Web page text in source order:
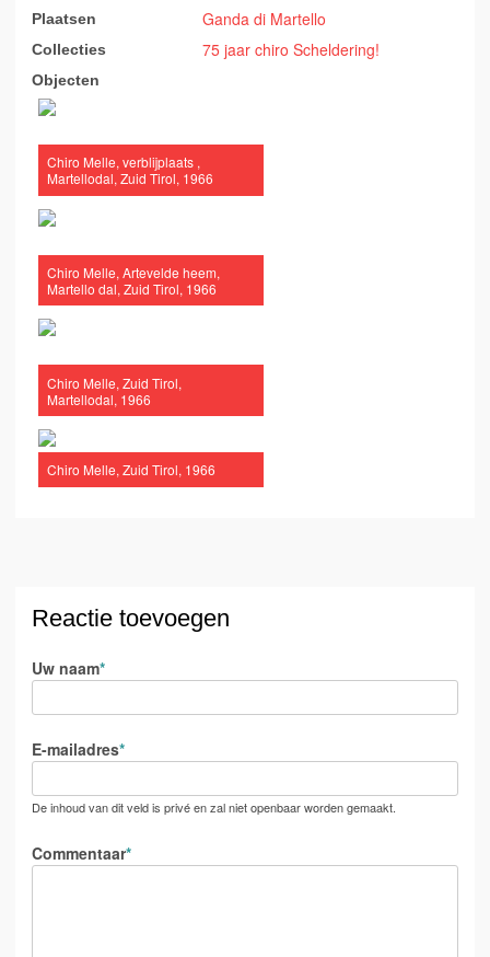
Plaatsen Ganda di Martello
Collecties 75 jaar chiro Scheldering!
Objecten
Chiro Melle, verblijplaats ,
Martellodal, Zuid Tirol, 1966
Chiro Melle, Artevelde heem,
Martello dal, Zuid Tirol, 1966
Chiro Melle, Zuid Tirol,
Martellodal, 1966
Chiro Melle, Zuid Tirol, 1966
Reactie toevoegen
Uw naam
E-mailadres
De inhoud van dit veld is privé en zal niet openbaar worden gemaakt.
Commentaar